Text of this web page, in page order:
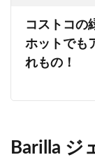
コストコの
ホットでも
れもの！
Barilla ジ